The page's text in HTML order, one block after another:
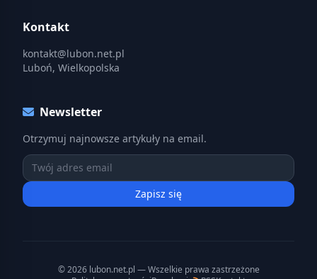
Kontakt
kontakt@lubon.net.pl
Luboń, Wielkopolska
Newsletter
Otrzymuj najnowsze artykuły na email.
Zapisz się
© 2026 lubon.net.pl — Wszelkie prawa zastrzeżone